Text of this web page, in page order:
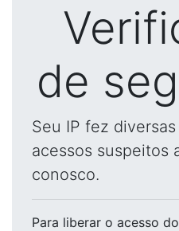
de
Seu IP fez
acessos suspeitos
conosco.
Para liberar o acesso